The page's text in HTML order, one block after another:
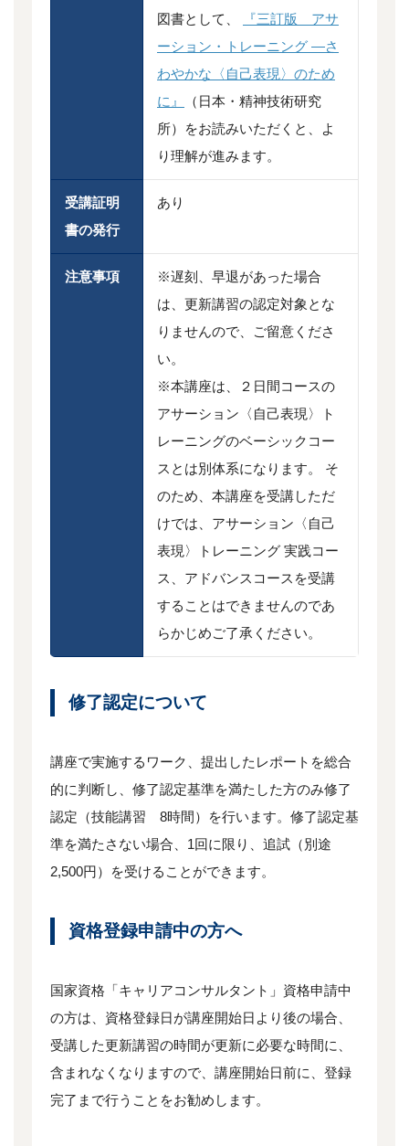
図書として、
『三訂版 アサ
ーション・トレーニング ―さ
わやかな〈自己表現〉のため
に』
（日本・精神技術研究
所）をお読みいただくと、よ
り理解が進みます。
受講証明
書の発行
あり
注意事項
※遅刻、早退があった場合
は、更新講習の認定対象とな
りませんので、ご留意くださ
い。
※本講座は、２日間コースの
アサーション〈自己表現〉ト
レーニングのベーシックコー
スとは別体系になります。 そ
のため、本講座を受講しただ
けでは、アサーション〈自己
表現〉トレーニング 実践コー
ス、アドバンスコースを受講
することはできませんのであ
らかじめご了承ください。
修了認定について
講座で実施するワーク、提出したレポートを総合
的に判断し、修了認定基準を満たした方のみ修了
認定（技能講習 8時間）を行います。修了認定基
準を満たさない場合、1回に限り、追試（別途
2,500円）を受けることができます。
資格登録申請中の方へ
国家資格「キャリアコンサルタント」資格申請中
の方は、資格登録日が講座開始日より後の場合、
受講した更新講習の時間が更新に必要な時間に、
含まれなくなりますので、講座開始日前に、登録
完了まで行うことをお勧めします。